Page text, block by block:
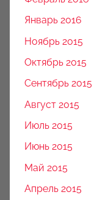
Январь 2016
Ноябрь 2015
Октябрь 2015
Сентябрь 2015
Август 2015
Июль 2015
Июнь 2015
Май 2015
Апрель 2015